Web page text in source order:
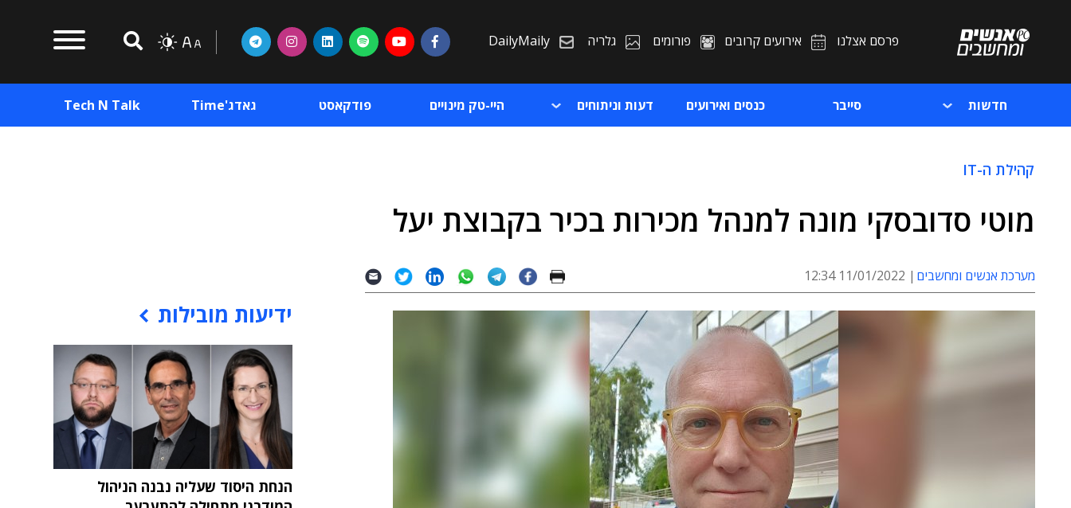
פרסם אצלנו אירועים קרובים פורומים גלריה DailyMaily
חדשות סייבר כנסים ואירועים דעות וניתוחים היי-טק מינויים פודקאסט גאדג'Time Tech N Talk
קהילת ה-IT
מוטי סדובסקי מונה למנהל מכירות בכיר בקבוצת יעל
מערכת אנשים ומחשבים 11/01/2022 12:34
ידיעות מובילות
הנחת היסוד שעליה נבנה הניהול